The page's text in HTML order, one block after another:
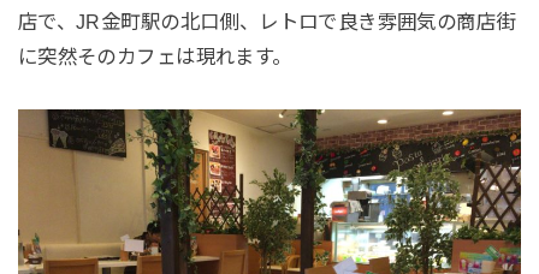
店で、JR金町駅の北口側、レトロで良き雰囲気の商店街
に突然そのカフェは現れます。